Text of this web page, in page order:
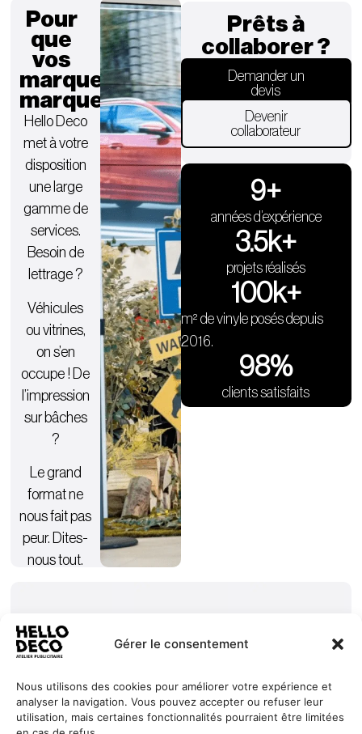
Gérer le consentement
Nous utilisons des cookies pour améliorer votre expérience et
analyser la navigation. Vous pouvez accepter ou refuser leur
utilisation, mais certaines fonctionnalités pourraient être limitées
Pour
que
vos
marques
marquent.
Hello Deco
met à votre
disposition
une large
gamme de
services.
Besoin de
lettrage ?
Véhicules
ou vitrines,
on s’en
occupe ! De
l’impression
sur bâches
?
Le grand
format ne
nous fait pas
peur. Dites-
nous tout.
Prêts à
collaborer ?
Demander un
devis
Devenir
collaborateur
années d’expérience
9+
projets réalisés
3.5k+
m² de vinyle posés depuis
2016.
100k+
clients satisfaits
98%
Services
Réalisations
Nos
engagements
+352 27
44 99 88
HELLO
DECO